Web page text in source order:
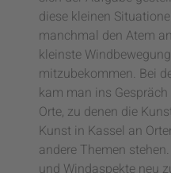
diese kleinen
manchmal den Atem
kleinste
mitzubekommen. Bei
kam man ins
Orte, zu denen die
Kunst in Kassel an
andere Themen
und Windaspekte neu